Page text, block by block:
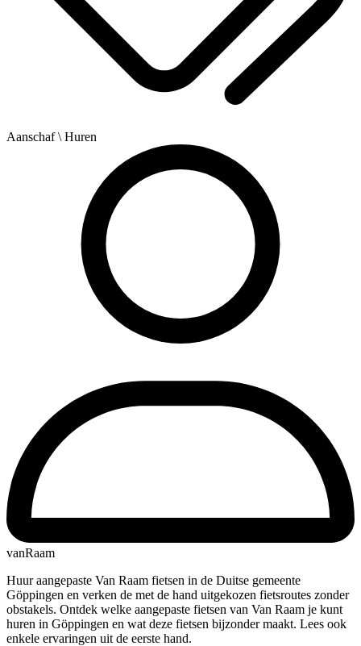
Aanschaf\ Huren
vanRaam
Huur aangepaste Van Raam fietsen in de Duitse gemeente
Göppingen en verken de met de hand uitgekozen fietsroutes zonder
obstakels. Ontdek welke aangepaste fietsen van Van Raam je kunt
huren in Göppingen en wat deze fietsen bijzonder maakt. Lees ook
enkele ervaringen uit de eerste hand.